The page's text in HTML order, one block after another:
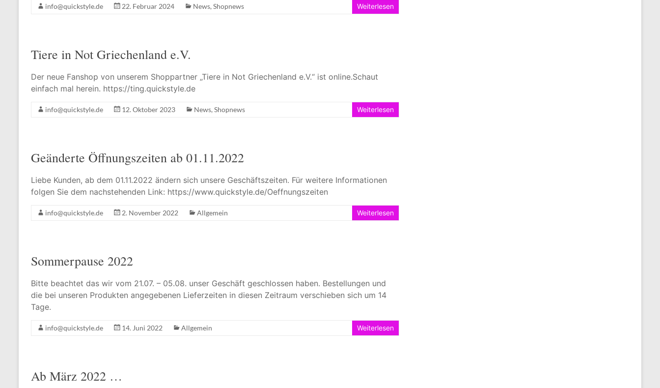
info@quickstyle.de 22. Februar 2024 News, Shopnews Weiterlesen
Tiere in Not Griechenland e.V.
Der neue Fanshop von unserem Shoppartner „Tiere in Not Griechenland e.V.“ ist online.Schaut
einfach mal herein. https://ting.quickstyle.de
info@quickstyle.de 12. Oktober 2023 News, Shopnews Weiterlesen
Geänderte Öffnungszeiten ab 01.11.2022
Liebe Kunden, ab dem 01.11.2022 ändern sich unsere Geschäftszeiten. Für weitere Informationen
folgen Sie dem nachstehenden Link: https://www.quickstyle.de/Oeffnungszeiten
info@quickstyle.de 2. November 2022 Allgemein Weiterlesen
Sommerpause 2022
Bitte beachtet das wir vom 21.07. – 05.08. unser Geschäft geschlossen haben. Bestellungen und
die bei unseren Produkten angegebenen Lieferzeiten in diesen Zeitraum verschieben sich um 14
Tage.
info@quickstyle.de 14. Juni 2022 Allgemein Weiterlesen
Ab März 2022 …